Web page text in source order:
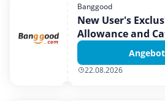
Banggood
New User's
Allowance and
22.08.2026